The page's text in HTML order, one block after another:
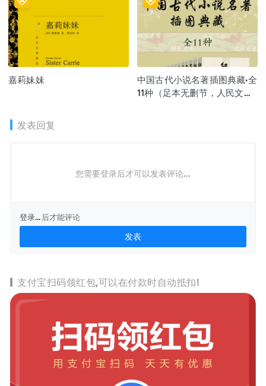
嘉莉妹妹
中国古代小说名著插图典藏·全
11种（足本无删节，人民文学
发表回复
您需要登录后才可以发表评论...
登录...后才能评论
支付宝扫码领红包,可以在付款时自动抵扣!